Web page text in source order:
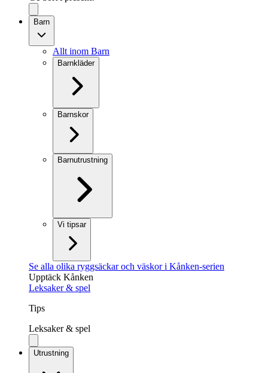
Barn
Allt inom Barn
Barnkläder
Barnskor
Barnutrustning
Vi tipsar
Se alla olika ryggsäckar och väskor i Kånken-serien
Upptäck Kånken
Leksaker & spel
Tips
Leksaker & spel
Utrustning